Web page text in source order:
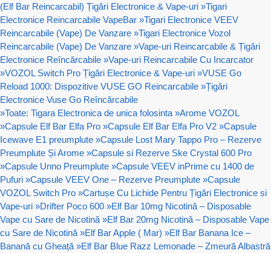
(Elf Bar Reincarcabil) Țigări Electronice & Vape-uri »Tigari
Electronice Reincarcabile VapeBar »Tigari Electronice VEEV
Reincarcabile (Vape) De Vanzare »Tigari Electronice Vozol
Reincarcabile (Vape) De Vanzare »Vape-uri Reincarcabile & Țigări
Electronice Reîncărcabile »Vape-uri Reincarcabile Cu Incarcator
»VOZOL Switch Pro Țigări Electronice & Vape-uri »VUSE Go
Reload 1000: Dispozitive VUSE GO Reincarcabile »Țigări
Electronice Vuse Go Reîncărcabile
»Toate: Tigara Electronica de unica folosinta »Arome VOZOL
»Capsule Elf Bar Elfa Pro »Capsule Elf Bar Elfa Pro V2 »Capsule
Icewave E1 preumplute »Capsule Lost Mary Tappo Pro – Rezerve
Preumplute Și Arome »Capsule si Rezerve Ske Crystal 600 Pro
»Capsule Unno Preumplute »Capsule VEEV inPrime cu 1400 de
Pufuri »Capsule VEEV One – Rezerve Preumplute »Capsule
VOZOL Switch Pro »Cartușe Cu Lichide Pentru Țigări Electronice si
Vape-uri »Drifter Poco 600 »Elf Bar 10mg Nicotină – Disposable
Vape cu Sare de Nicotină »Elf Bar 20mg Nicotină – Disposable Vape
cu Sare de Nicotină »Elf Bar Apple ( Mar) »Elf Bar Banana Ice –
Banană cu Gheață »Elf Bar Blue Razz Lemonade – Zmeură Albastră